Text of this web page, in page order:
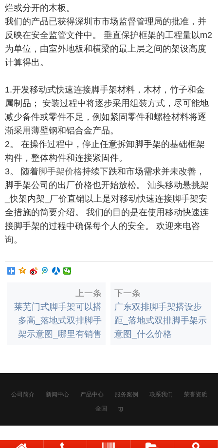
烂或分开的木板。
我们的产品已获得深圳市市场监督管理局的批准，并
反映在安全监管文件中。 垂直保护框架的工程量以m2
为单位，由室外地板和横梁的最上层之间的架设高度
计算得出。
1.开发移动式快速连接脚手架材料，木材，竹子和金
属制品； 安装过程中将逐步采用组装方式，尽可能地
减少备件或零件不足，例如紧固零件和螺栓材料将逐
渐采用薄壁钢和铝合金产品。
2。 在操作过程中，停止任意拆卸脚手架的基础框架
构件，整体构件和连接紧固件。
3。 随着脚手架价格持续下跌和市场需求并未改善，
脚手架公司的出厂价格也开始放松。 汕头移动悬挑架
_快架内架_厂价直销以上是对移动快速连接脚手架安
全措施的简要介绍。 我们的目的是在使用移动快速连
接脚手架的过程中确保每个人的安全。 欢迎来电咨
询。
上一条
莱芜门式脚手架可以搭
多高_落地式双排脚手
架示意图_哪里有销售
下一条
广东双排脚手架搭设步
距_落地式双排脚手架示
意图_什么价格
公司简介 新闻中心 产品中心 服务案例 联系我们 荣誉资质
全国 tg